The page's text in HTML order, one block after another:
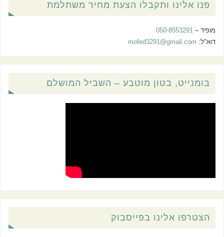
פנו אלינו ותקבלו הצעת מחיר משתלמת
מופיד – 050-8553291
דוא"ל: mofed3291@gmail.com
בומנייט, בטון מוטבע – השביל המושלם
הצטרפו אלינו בפייסבוק